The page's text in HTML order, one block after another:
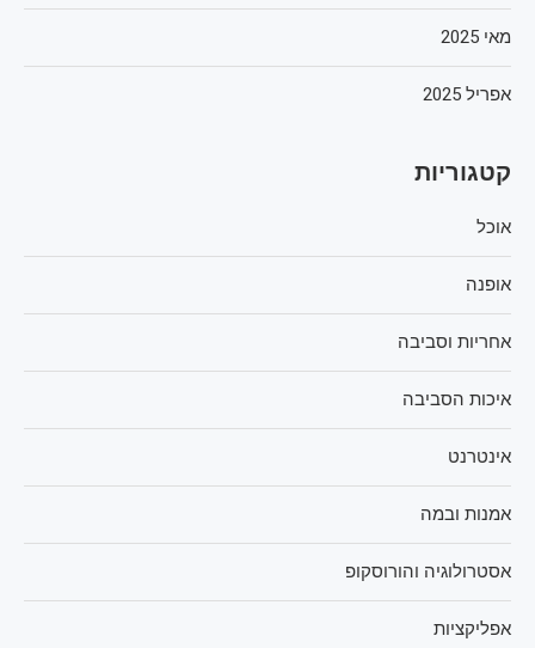
מאי 2025
אפריל 2025
קטגוריות
אוכל
אופנה
אחריות וסביבה
איכות הסביבה
אינטרנט
אמנות ובמה
אסטרולוגיה והורוסקופ
אפליקציות